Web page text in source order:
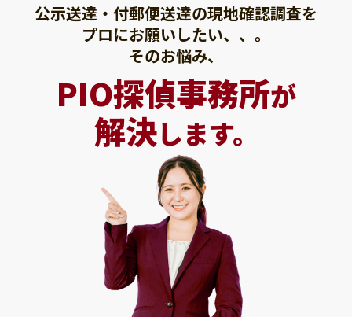
公示送達・付郵便送達の現地確認調査を
プロにお願いしたい、、。
そのお悩み、
PIO探偵事務所が
解決します。